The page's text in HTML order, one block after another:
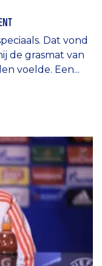
Dat vond
de grasmat van
voelde. Een...